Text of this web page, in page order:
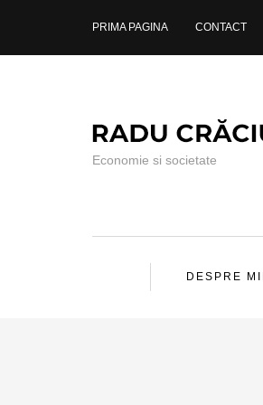
PRIMA PAGINA CONTACT
Economie si societate
DESPRE